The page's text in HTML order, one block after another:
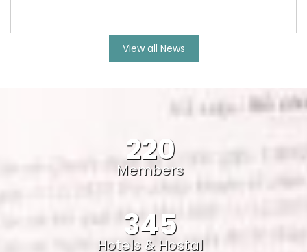
View all News
220
Members
345
Hotels & Hostal